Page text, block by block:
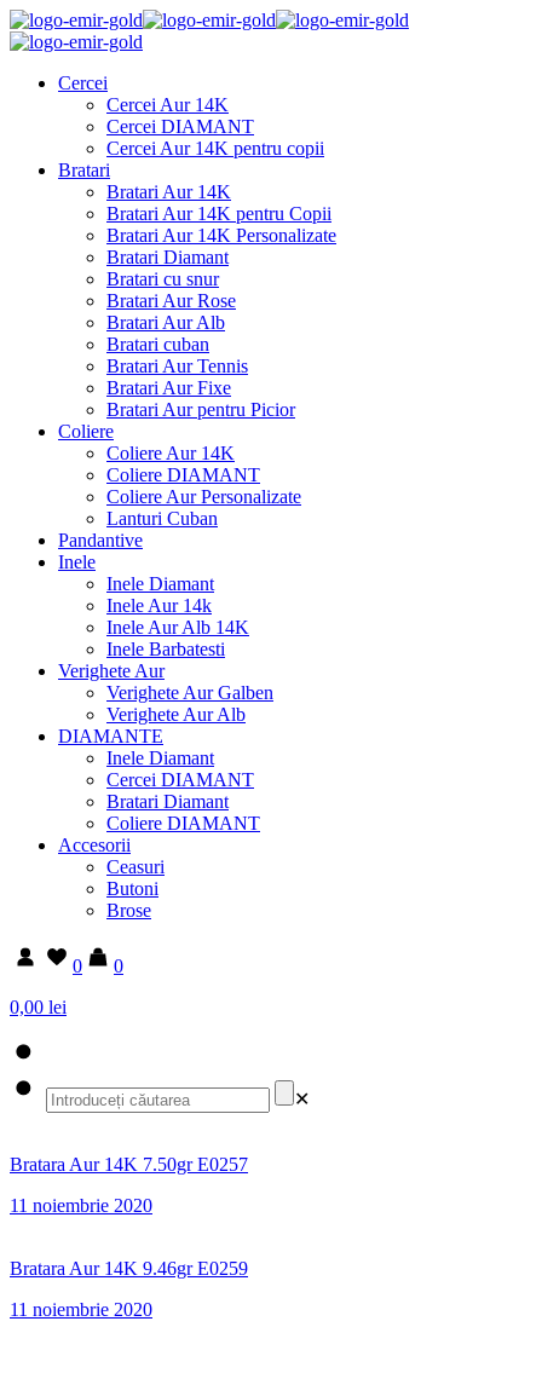
Cercei
Cercei Aur 14K
Cercei DIAMANT
Cercei Aur 14K pentru copii
Bratari
Bratari Aur 14K
Bratari Aur 14K pentru Copii
Bratari Aur 14K Personalizate
Bratari Diamant
Bratari cu snur
Bratari Aur Rose
Bratari Aur Alb
Bratari cuban
Bratari Aur Tennis
Bratari Aur Fixe
Bratari Aur pentru Picior
Coliere
Coliere Aur 14K
Coliere DIAMANT
Coliere Aur Personalizate
Lanturi Cuban
Pandantive
Inele
Inele Diamant
Inele Aur 14k
Inele Aur Alb 14K
Inele Barbatesti
Verighete Aur
Verighete Aur Galben
Verighete Aur Alb
DIAMANTE
Inele Diamant
Cercei DIAMANT
Bratari Diamant
Coliere DIAMANT
Accesorii
Ceasuri
Butoni
Brose
0
0
0,00 lei
✕
Bratara Aur 14K 7.50gr E0257
11 noiembrie 2020
Bratara Aur 14K 9.46gr E0259
11 noiembrie 2020